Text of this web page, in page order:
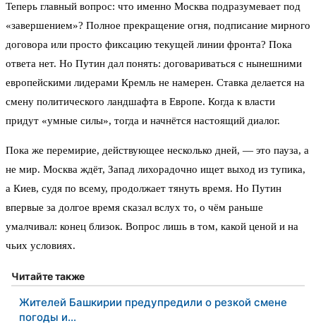
Теперь главный вопрос: что именно Москва подразумевает под
«завершением»? Полное прекращение огня, подписание мирного
договора или просто фиксацию текущей линии фронта? Пока
ответа нет. Но Путин дал понять: договариваться с нынешними
европейскими лидерами Кремль не намерен. Ставка делается на
смену политического ландшафта в Европе. Когда к власти
придут «умные силы», тогда и начнётся настоящий диалог.
Пока же перемирие, действующее несколько дней, — это пауза, а
не мир. Москва ждёт, Запад лихорадочно ищет выход из тупика,
а Киев, судя по всему, продолжает тянуть время. Но Путин
впервые за долгое время сказал вслух то, о чём раньше
умалчивал: конец близок. Вопрос лишь в том, какой ценой и на
чьих условиях.
Читайте также
Жителей Башкирии предупредили о резкой смене
погоды и…